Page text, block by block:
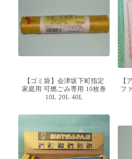
【ゴミ袋】会津坂下町指定
家庭用 可燃ごみ専用 10枚巻
10L 20L 40L
【
フ